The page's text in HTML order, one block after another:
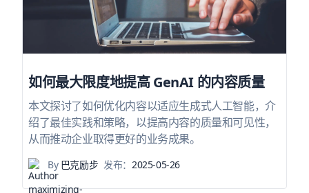
如何最大限度地提高 GenAI 的内容质量
本文探讨了如何优化内容以适应生成式人工智能，介
绍了最佳实践和策略，以提高内容的质量和可见性，
从而推动企业取得更好的业务成果。
By巴克励步 发布：2025-05-26